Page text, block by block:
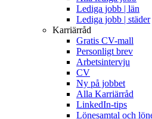
Lediga jobb | län
Lediga jobb | städer
Karriärråd
Gratis CV-mall
Personligt brev
Arbetsintervju
CV
Ny på jobbet
Alla Karriärråd
LinkedIn-tips
Lönesamtal och